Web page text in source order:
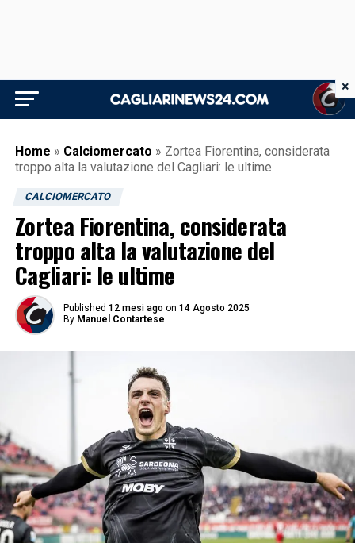
Home » Calciomercato » Zortea Fiorentina, considerata
troppo alta la valutazione del Cagliari: le ultime
CALCIOMERCATO
Zortea Fiorentina, considerata
troppo alta la valutazione del
Cagliari: le ultime
Published 12 mesi ago on 14 Agosto 2025
By Manuel Contartese
×